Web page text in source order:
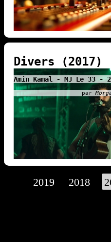
Divers (2017)
Amin Kamal - MJ Le 33 -
par
2019 2018